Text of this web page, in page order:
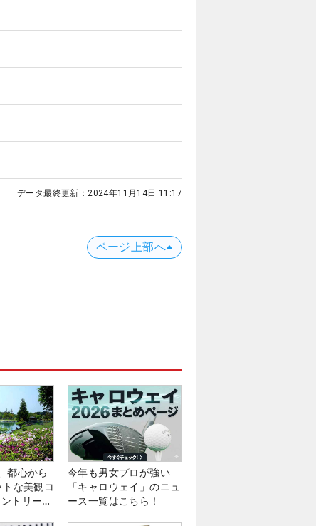
データ最終更新： 2024年11月14日 11:17
ページ上部へ
都心から
な美観コ
トリー俱
今年も男女プロが強い
「キャロウェイ」のニュ
ース一覧はこちら！